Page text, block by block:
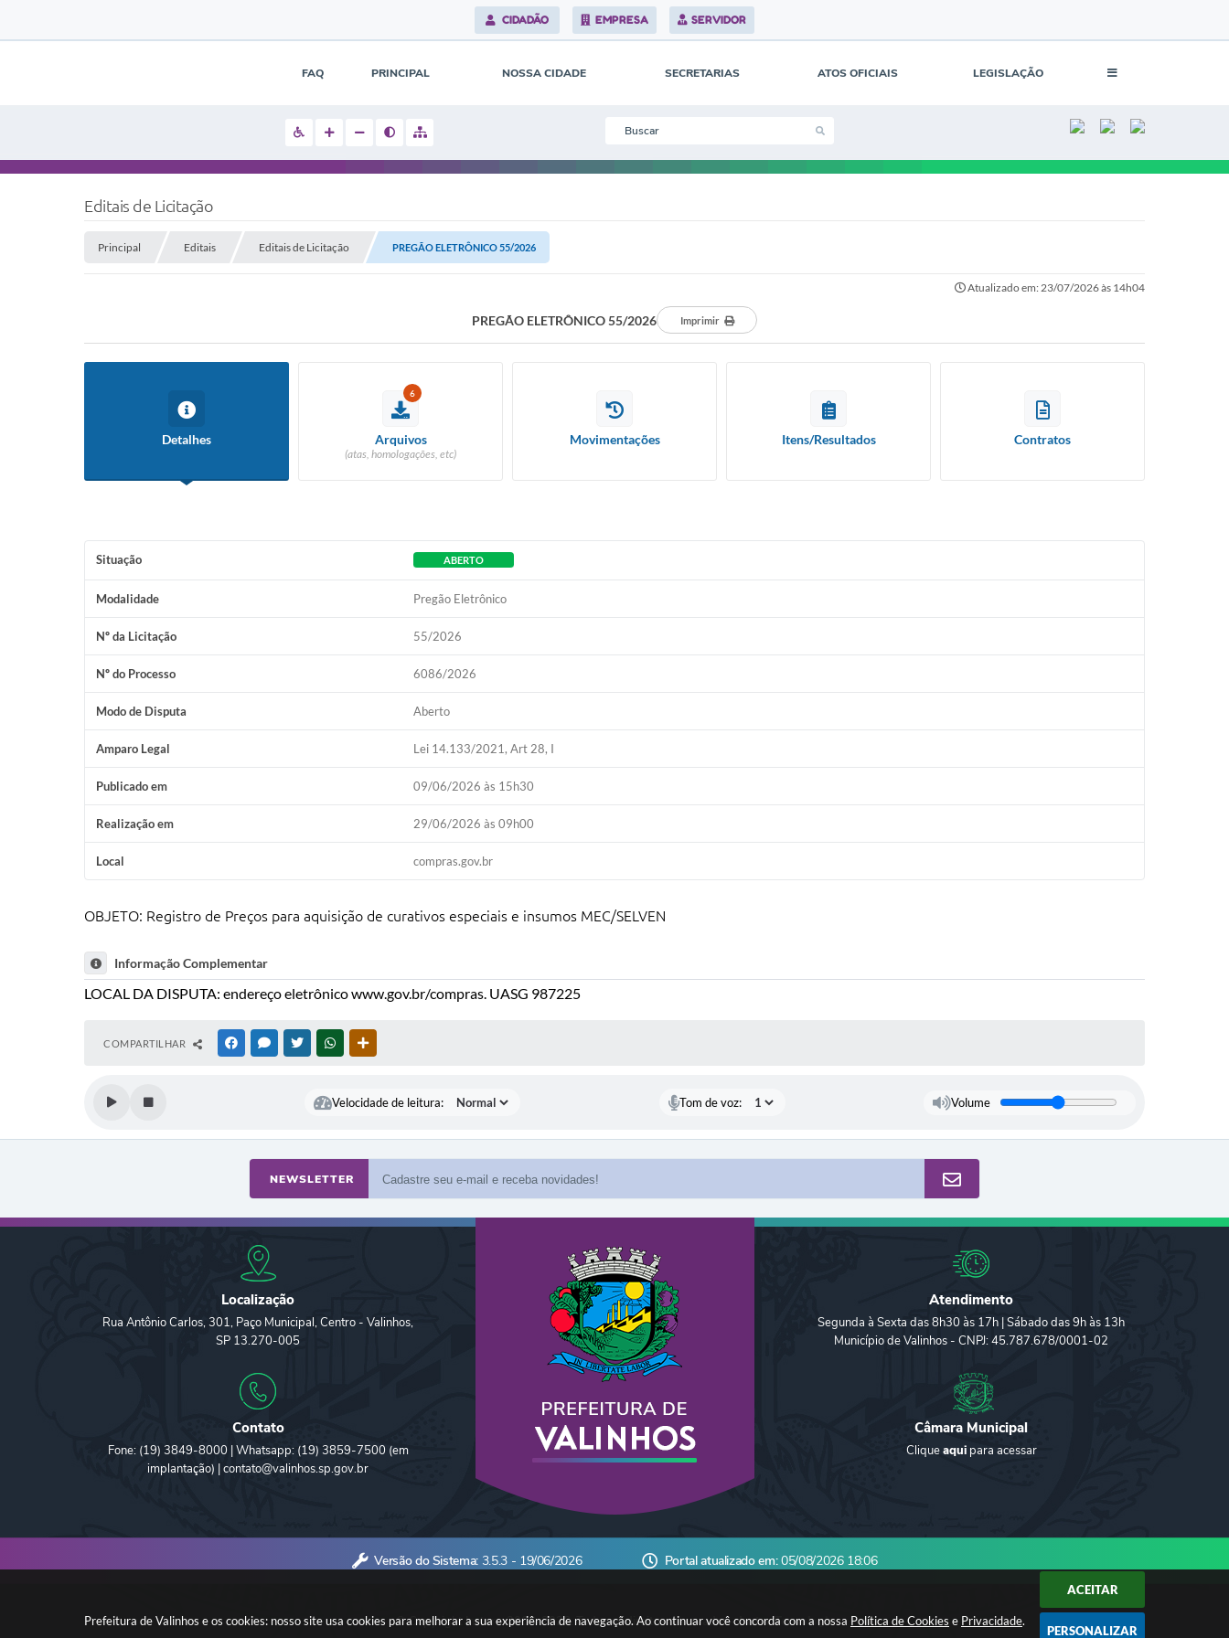
Prefeitura de Valinhos e os cookies: nosso site usa cookies para melhorar a sua experiência de navegação. Ao continuar você concorda com a nossa Política de Cookies e Privacidade.
ACEITAR
PERSONALIZAR
CIDADÃO EMPRESA SERVIDOR
FAQ PRINCIPAL NOSSA CIDADE SECRETARIAS ATOS OFICIAIS LEGISLAÇÃO
Editais de Licitação
Principal Editais Editais de Licitação PREGÃO ELETRÔNICO 55/2026
Atualizado em: 23/07/2026 às 14h04
PREGÃO ELETRÔNICO 55/2026 Imprimir
Detalhes
6
Arquivos
(atas, homologações, etc)
Movimentações Itens/Resultados Contratos
Situação ABERTO
Modalidade Pregão Eletrônico
Nº da Licitação 55/2026
Nº do Processo 6086/2026
Modo de Disputa Aberto
Amparo Legal Lei 14.133/2021, Art 28, I
Publicado em 09/06/2026 às 15h30
Realização em 29/06/2026 às 09h00
Local compras.gov.br
OBJETO: Registro de Preços para aquisição de curativos especiais e insumos MEC/SELVEN
Informação Complementar
LOCAL DA DISPUTA: endereço eletrônico www.gov.br/compras. UASG 987225
COMPARTILHAR FACEBOOKMESSENGER
TWITTERWHATSAPP
Velocidade de leitura: Tom de voz: Volume
NEWSLETTER
Localização
Rua Antônio Carlos, 301, Paço Municipal, Centro - Valinhos,
SP 13.270-005
Contato
Fone: (19) 3849-8000 | Whatsapp: (19) 3859-7500 (em
implantação) | contato@valinhos.sp.gov.br
Atendimento
Segunda à Sexta das 8h30 às 17h | Sábado das 9h às 13h
Município de Valinhos - CNPJ: 45.787.678/0001-02
Câmara Municipal
Cliqueaquipara acessar
Versão do Sistema: 3.5.3 - 19/06/2026 Portal atualizado em:05/08/2026 18:06
© Copyright Instar - 2006-2026. Todos os direitos reservados -Instar Tecnologia